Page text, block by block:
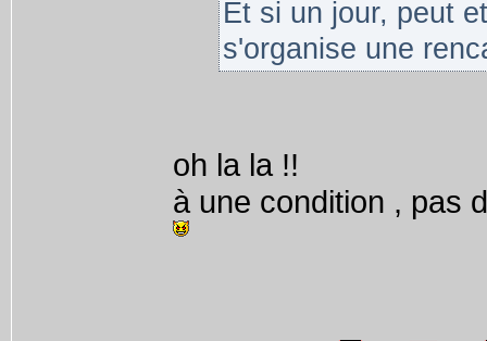
Et si un jour, peut
s'organise une
oh la la !!
à une condition , pas